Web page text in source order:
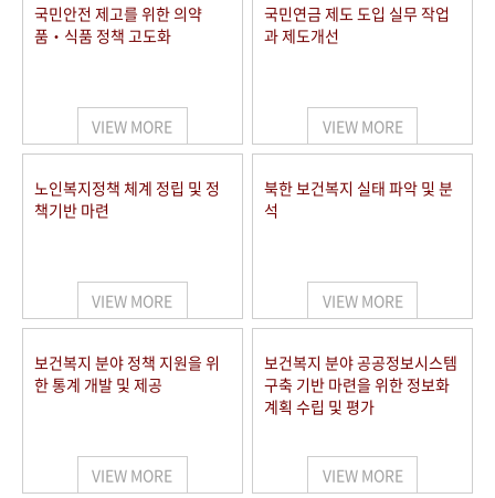
국민안전 제고를 위한 의약
품‧식품 정책 고도화
VIEW MORE
국민연금 제도 도입 실무 작업
과 제도개선
VIEW MORE
노인복지정책 체계 정립 및 정
책기반 마련
VIEW MORE
북한 보건복지 실태 파악 및 분
석
VIEW MORE
보건복지 분야 정책 지원을 위
한 통계 개발 및 제공
VIEW MORE
보건복지 분야 공공정보시스템
구축 기반 마련을 위한 정보화
계획 수립 및 평가
VIEW MORE